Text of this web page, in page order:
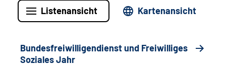
Listenansicht Kartenansicht
Bundesfreiwilligendienst und Freiwilliges
Soziales Jahr